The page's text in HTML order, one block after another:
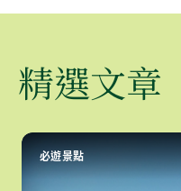
精選文章
必遊景點